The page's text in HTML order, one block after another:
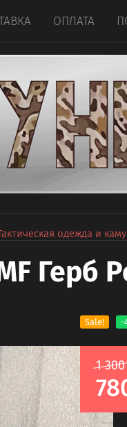
ОПЛАТА
одежда и
Герб
Sale! -
1 300